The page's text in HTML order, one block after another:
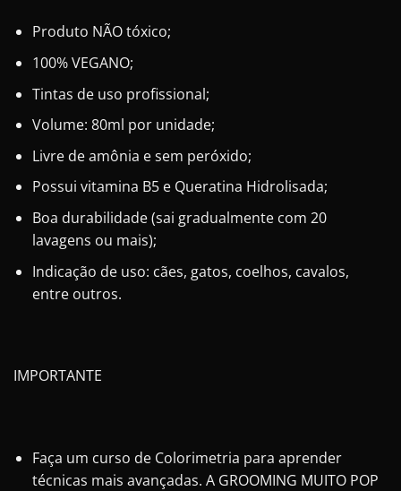
Produto NÃO tóxico;
100% VEGANO;
Tintas de uso profissional;
Volume: 80ml por unidade;
Livre de amônia e sem peróxido;
Possui vitamina B5 e Queratina Hidrolisada;
Boa durabilidade (sai gradualmente com 20
lavagens ou mais);
Indicação de uso: cães, gatos, coelhos, cavalos,
entre outros.
IMPORTANTE
Faça um curso de Colorimetria para aprender
técnicas mais avançadas. A GROOMING MUITO POP